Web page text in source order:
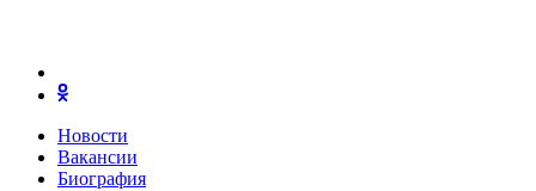
Новости
Вакансии
Биография